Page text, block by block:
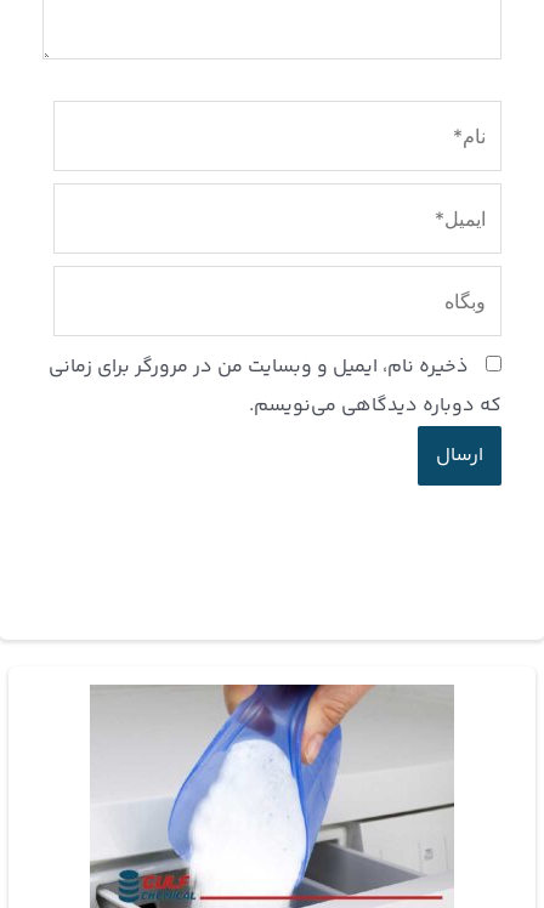
وبگاه
ذخیره نام، ایمیل و وبسایت من در مرورگر برای زمانی
که دوباره دیدگاهی می‌نویسم.